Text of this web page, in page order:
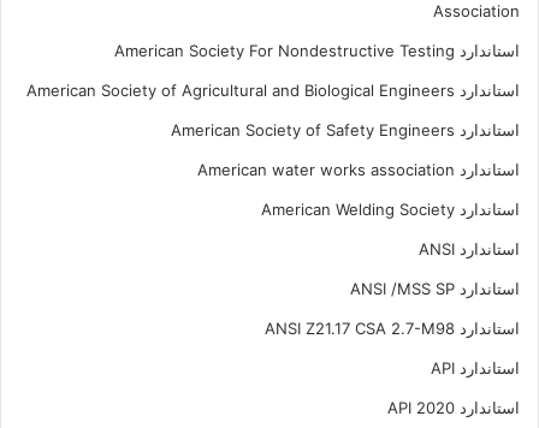
Association
استاندارد American Society For Nondestructive Testing
استاندارد American Society of Agricultural and Biological Engineers
استاندارد American Society of Safety Engineers
استاندارد American water works association
استاندارد American Welding Society
استاندارد ANSI
استاندارد ANSI /MSS SP
استاندارد ANSI Z21.17 CSA 2.7-M98
استاندارد API
استاندارد API 2020